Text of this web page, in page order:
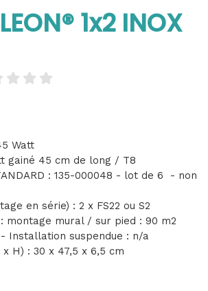
1x2 INOX
Watt
gainé 45 cm de long / T8
: 135-000048 - lot de 6 - non
en série) : 2 x FS22 ou S2
montage mural / sur pied : 90 m2
Installation suspendue : n/a
H) : 30 x 47,5 x 6,5 cm